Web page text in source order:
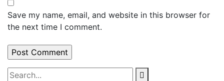
Save my name, email, and website in this browser for
the next time I comment.